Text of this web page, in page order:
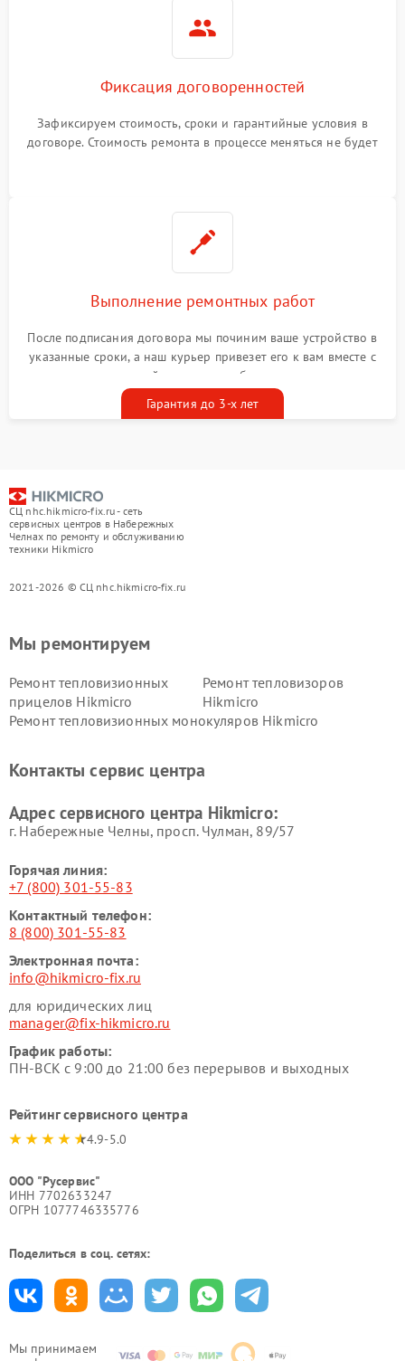
Фиксация договоренностей
Зафиксируем стоимость, сроки и гарантийные условия в
договоре. Стоимость ремонта в процессе меняться не будет
Выполнение ремонтных работ
После подписания договора мы починим ваше устройство в
указанные сроки, а наш курьер привезет его к вам вместе с
гарантийным талоном бесплатно
Гарантия до 3-х лет
СЦ nhc.hikmicro-fix.ru - сеть
сервисных центров в Набережных
Челнах по ремонту и обслуживанию
техники Hikmicro
2021-2026 © СЦ nhc.hikmicro-fix.ru
Мы принимаем
Мы ремонтируем
Ремонт тепловизионных
прицелов Hikmicro
Ремонт тепловизоров
Hikmicro
Ремонт тепловизионных монокуляров Hikmicro
Контакты сервис центра
Адрес сервисного центра Hikmicro:
г. Набережные Челны, просп. Чулман, 89/57
Горячая линия:
+7 (800) 301-55-83
Контактный телефон:
8 (800) 301-55-83
Электронная почта:
info@hikmicro-fix.ru
для юридических лиц
manager@fix-hikmicro.ru
График работы:
ПН-ВСК с 9:00 до 21:00 без перерывов и выходных
Рейтинг сервисного центра
4.9-5.0
ООО "Русервис"
ИНН 7702633247
ОГРН 1077746335776
Поделиться в соц. сетях: